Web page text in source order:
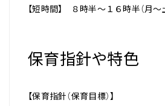
【短時間】 ８時半～１６時半（月～
保育指針や特色
【保育指針（保育目標）】